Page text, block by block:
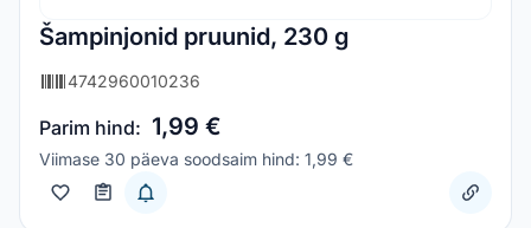
Šampinjonid pruunid, 230 g
4742960010236
Parim hind: 1,99 €
Viimase 30 päeva soodsaim hind: 1,99 €